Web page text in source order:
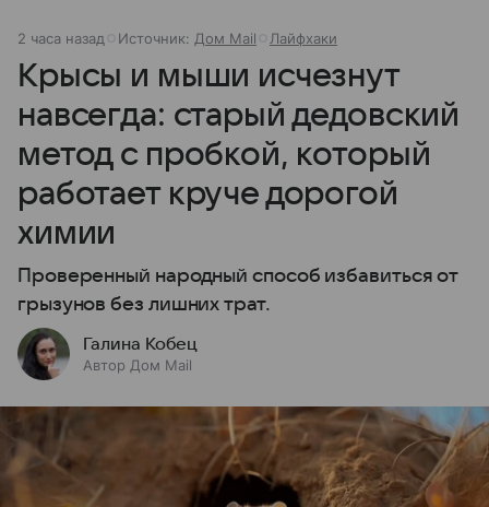
2 часа назад Источник: Дом Mail Лайфхаки
Крысы и мыши исчезнут
навсегда: старый дедовский
метод с пробкой, который
работает круче дорогой
химии
Проверенный народный способ избавиться от
грызунов без лишних трат.
Галина Кобец
Автор Дом Mail